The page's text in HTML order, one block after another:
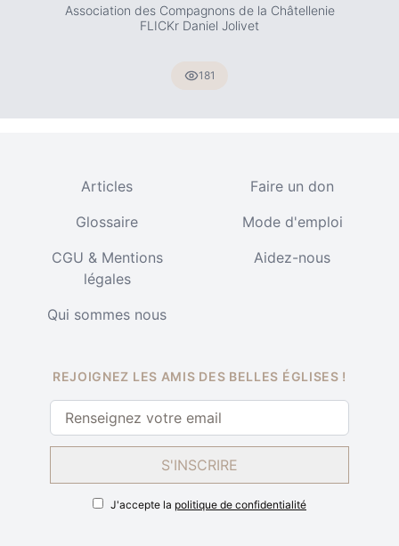
Association des Compagnons de la Châtellenie
FLICKr Daniel Jolivet
181
Articles
Faire un don
Glossaire
Mode d'emploi
CGU & Mentions
légales
Aidez-nous
Qui sommes nous
REJOIGNEZ LES AMIS DES BELLES ÉGLISES !
S'INSCRIRE
J'accepte la politique de confidentialité